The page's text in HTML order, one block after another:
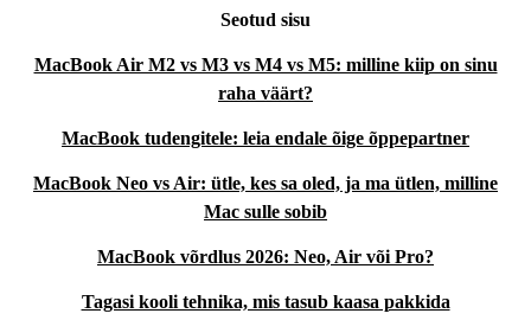
Seotud sisu
MacBook Air M2 vs M3 vs M4 vs M5: milline kiip on sinu
raha väärt?
MacBook tudengitele: leia endale õige õppepartner
MacBook Neo vs Air: ütle, kes sa oled, ja ma ütlen, milline
Mac sulle sobib
MacBook võrdlus 2026: Neo, Air või Pro?
Tagasi kooli tehnika, mis tasub kaasa pakkida